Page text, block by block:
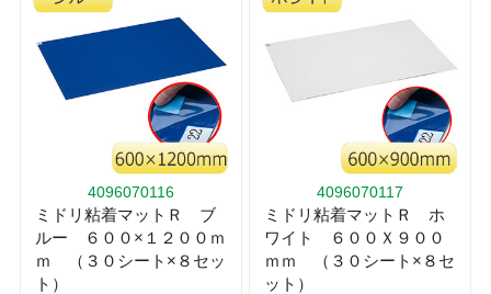
4096070116
ミドリ粘着マットＲ ブ
ルー ６００×１２００ｍ
ｍ （３０シート×８セッ
ト）
4096070117
ミドリ粘着マットＲ ホ
ワイト ６００Ｘ９００
ｍｍ （３０シート×８セ
ット）